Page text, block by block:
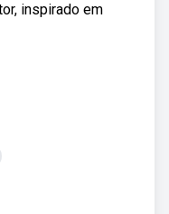
inspirado em